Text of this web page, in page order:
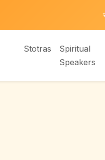
Stotras
Spiritual
Speakers